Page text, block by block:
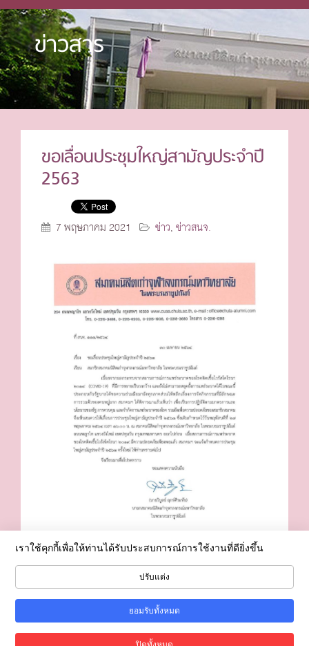
ข่าวสาร
ขอเลื่อนประชุมใหญ่สามัญประจำปี
2563
7 พฤษภาคม 2021 ข่าว,ข่าวสนจ.
เราใช้คุกกี้เพื่อให้ท่านได้รับประสบการณ์การใช้งานที่ดียิ่งขึ้น
ปรับแต่ง
ยอมรับทั้งหมด